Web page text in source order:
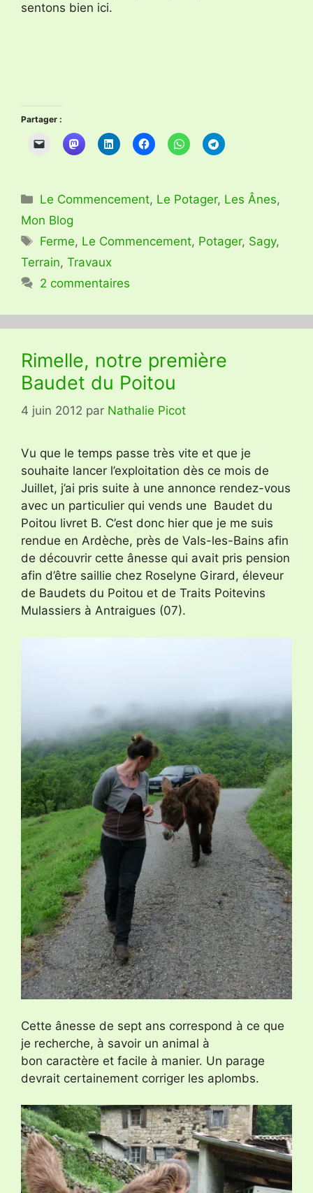
sentons bien ici.
Partager :
Catégories
Le Commencement, Le Potager, Les Ânes,
Mon Blog
Étiquettes
Ferme, Le Commencement, Potager, Sagy,
Terrain, Travaux
2 commentaires
Rimelle, notre première
Baudet du Poitou
4 juin 2012 par Nathalie Picot
Vu que le temps passe très vite et que je
souhaite lancer l’exploitation dès ce mois de
Juillet, j’ai pris suite à une annonce rendez-vous
avec un particulier qui vends une Baudet du
Poitou livret B. C’est donc hier que je me suis
rendue en Ardèche, près de Vals-les-Bains afin
de découvrir cette ânesse qui avait pris pension
afin d’être saillie chez Roselyne Girard, éleveur
de Baudets du Poitou et de Traits Poitevins
Mulassiers à Antraigues (07).
Cette ânesse de sept ans correspond à ce que
je recherche, à savoir un animal à
bon caractère et facile à manier. Un parage
devrait certainement corriger les aplombs.